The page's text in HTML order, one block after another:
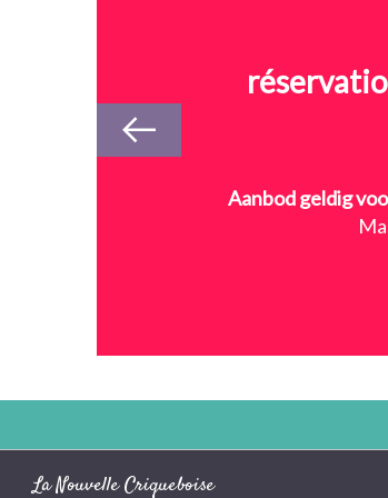
Aanbod geldig
La Nouvelle Criqueboise